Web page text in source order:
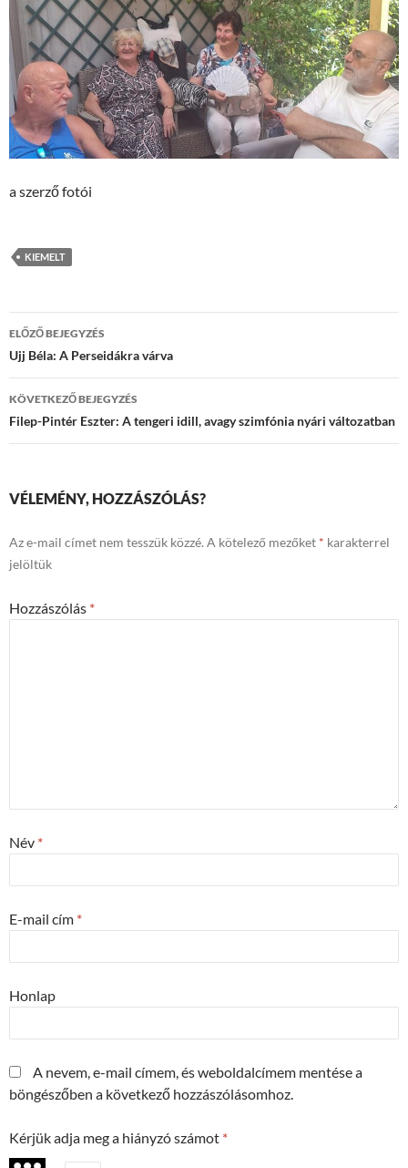
a szerző fotói
KIEMELT
Bejegyzések
navigációja
ELŐZŐ BEJEGYZÉS
Ujj Béla: A Perseidákra várva
KÖVETKEZŐ BEJEGYZÉS
Filep-Pintér Eszter: A tengeri idill, avagy szimfónia nyári változatban
VÉLEMÉNY, HOZZÁSZÓLÁS?
Az e-mail címet nem tesszük közzé. A kötelező mezőket * karakterrel
jelöltük
Hozzászólás *
Név *
E-mail cím *
Honlap
A nevem, e-mail címem, és weboldalcímem mentése a
böngészőben a következő hozzászólásomhoz.
Kérjük adja meg a hiányzó számot *